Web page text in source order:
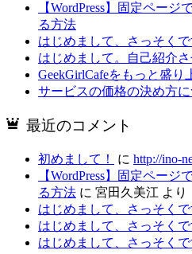
【WordPress】固定ペー
る方法
はじめまして、さっそく
はじめまして。自己紹介さ
GeekGirlCafeをもっと盛り
サービスの価格の決め方に
最近のコメント
初めまして！ に http://ino-
【WordPress】固定ペー
る方法 に 宮田久美江 より
はじめまして、さっそく
はじめまして、さっそく
はじめまして、さっそく